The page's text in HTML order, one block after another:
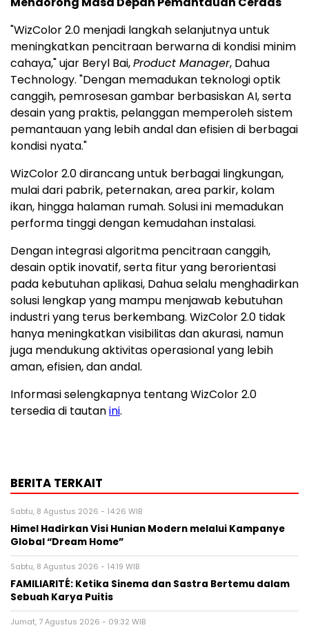
"WizColor 2.0 menjadi langkah selanjutnya untuk
meningkatkan pencitraan berwarna di kondisi minim
cahaya," ujar Beryl Bai,Product Manager, Dahua
Technology. "Dengan memadukan teknologi optik
canggih, pemrosesan gambar berbasiskan AI, serta
desain yang praktis, pelanggan memperoleh sistem
pemantauan yang lebih andal dan efisien di berbagai
kondisi nyata."
WizColor 2.0 dirancang untuk berbagai lingkungan,
mulai dari pabrik, peternakan, area parkir, kolam
ikan, hingga halaman rumah. Solusi ini memadukan
performa tinggi dengan kemudahan instalasi.
Dengan integrasi algoritma pencitraan canggih,
desain optik inovatif, serta fitur yang berorientasi
pada kebutuhan aplikasi, Dahua selalu menghadirkan
solusi lengkap yang mampu menjawab kebutuhan
industri yang terus berkembang. WizColor 2.0 tidak
hanya meningkatkan visibilitas dan akurasi, namun
juga mendukung aktivitas operasional yang lebih
aman, efisien, dan andal.
Informasi selengkapnya tentang WizColor 2.0
tersedia di tautanini.
BERITA TERKAIT
Sabtu, 8 Agustus 2026 - 14:26 WIB
Himel Hadirkan Visi Hunian Modern melalui Kampanye
Global “Dream Home”
Sabtu, 8 Agustus 2026 - 14:19 WIB
FAMILIARITÉ: Ketika Sinema dan Sastra Bertemu dalam
Sebuah Karya Puitis
Jumat, 7 Agustus 2026 - 09:32 WIB